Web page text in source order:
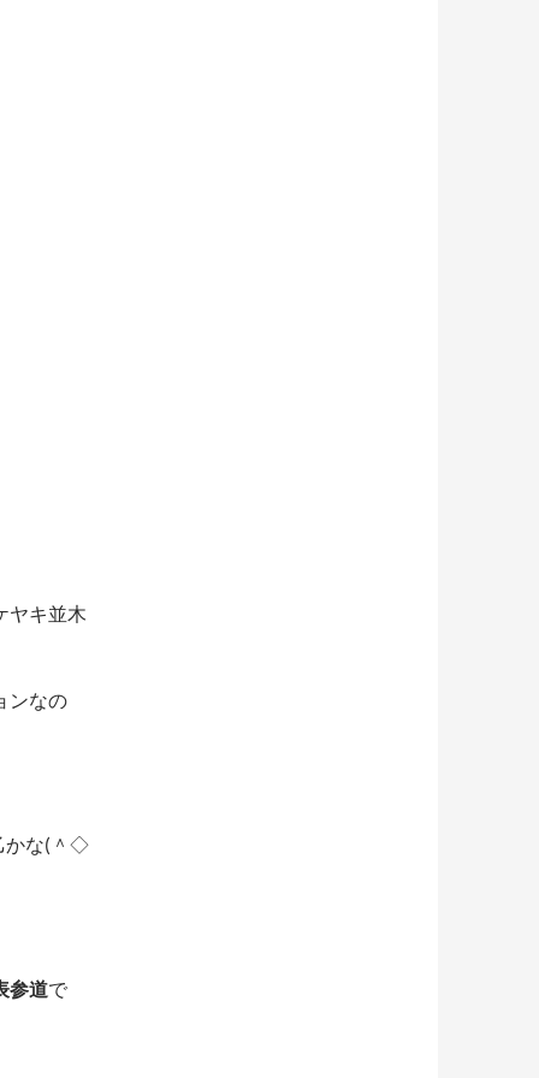
ヤキ並木
ンなの
かな(＾◇
参道で